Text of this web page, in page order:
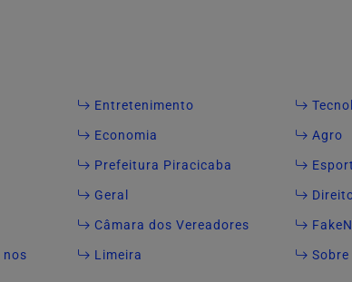
Entretenimento
Economia
Agro
Prefeitura Piracicaba
Geral
Câmara dos Vereadores
nos
Limeira Sobre